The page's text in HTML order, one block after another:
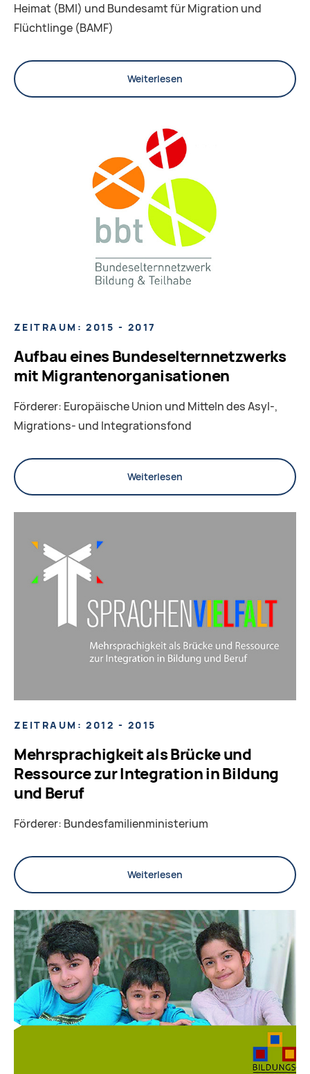
Heimat (BMI) und Bundesamt für Migration und
Flüchtlinge (BAMF)
Weiterlesen
ZEITRAUM: 2015 - 2017
Aufbau eines Bundeselternnetzwerks
mit Migrantenorganisationen
Förderer: Europäische Union und Mitteln des Asyl-,
Migrations- und Integrationsfond
Weiterlesen
ZEITRAUM: 2012 - 2015
Mehrsprachigkeit als Brücke und
Ressource zur Integration in Bildung
und Beruf
Förderer: Bundesfamilienministerium
Weiterlesen